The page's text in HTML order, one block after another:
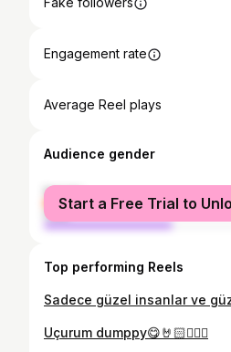
Engagement rate
Average Reel plays
Audience gender
female
male
Start a Free Trial to
Top performing Reels
Uçurum dumppy😋🤘🏻🤸🏻‍♀️